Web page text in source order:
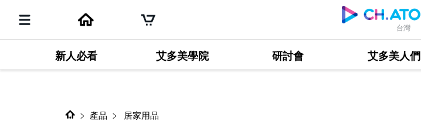
台灣
新人必看 艾多美學院 研討會 艾多美人們
艾多美RO瞬熱開飲機-如何更換濾芯
下一個項目
產品 居家用品